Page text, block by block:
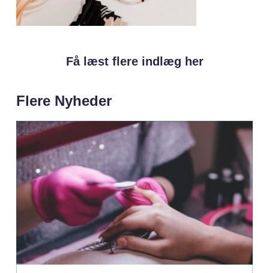
Få læst flere indlæg her
Flere Nyheder